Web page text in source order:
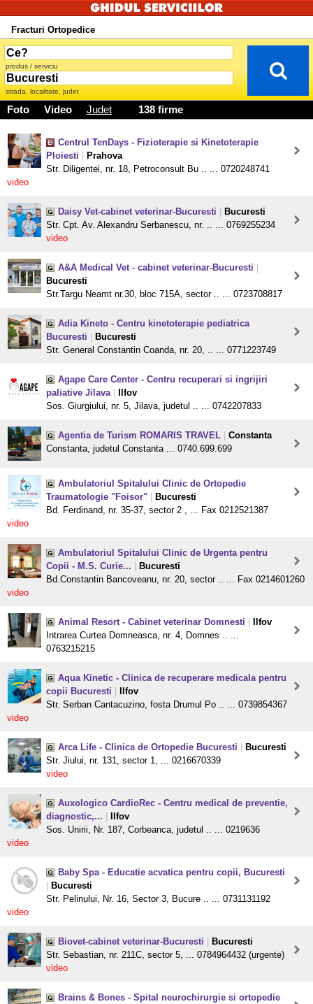
Fracturi Ortopedice
produs / serviciu
strada, localitate, judet
Foto Video Judet 138 firme
Centrul TenDays - Fizioterapie si Kinetoterapie
Ploiesti
Prahova
Str. Diligentei, nr. 18, Petroconsult Bu .. ... 0720248741
video
Daisy Vet-cabinet veterinar-Bucuresti
Bucuresti
Str. Cpt. Av. Alexandru Serbanescu, nr. .. ... 0769255234
video
A&A Medical Vet - cabinet veterinar-Bucuresti
Bucuresti
Str.Targu Neamt nr.30, bloc 715A, sector .. ... 0723708817
Adia Kineto - Centru kinetoterapie pediatrica
Bucuresti
Bucuresti
Str. General Constantin Coanda, nr. 20, .. ... 0771223749
Agape Care Center - Centru recuperari si ingrijiri
paliative Jilava
Ilfov
Sos. Giurgiului, nr. 5, Jilava, judetul .. ... 0742207833
Agentia de Turism ROMARIS TRAVEL
Constanta
Constanta, judetul Constanta ... 0740.699.699
Ambulatoriul Spitalului Clinic de Ortopedie
Traumatologie "Foisor"
Bucuresti
Bd. Ferdinand, nr. 35-37, sector 2 , ... Fax 0212521387
video
Ambulatoriul Spitalului Clinic de Urgenta pentru
Copii - M.S. Curie...
Bucuresti
Bd.Constantin Bancoveanu, nr. 20, sector .. ... Fax 0214601260
video
Animal Resort - Cabinet veterinar Domnesti
Ilfov
Intrarea Curtea Domneasca, nr. 4, Domnes .. ...
0763215215
Aqua Kinetic - Clinica de recuperare medicala pentru
copii Bucuresti
Ilfov
Str. Serban Cantacuzino, fosta Drumul Po .. ... 0739854367
video
Arca Life - Clinica de Ortopedie Bucuresti
Bucuresti
Str. Jiului, nr. 131, sector 1, ... 0216670339
video
Auxologico CardioRec - Centru medical de preventie,
diagnostic,...
Ilfov
Sos. Unirii, Nr. 187, Corbeanca, judetul .. ... 0219636
video
Baby Spa - Educatie acvatica pentru copii, Bucuresti
Bucuresti
Str. Pelinului, Nr. 16, Sector 3, Bucure .. ... 0731131192
video
Biovet-cabinet veterinar-Bucuresti
Bucuresti
Str. Sebastian, nr. 211C, sector 5, ... 0784964432 (urgente)
video
Brains & Bones - Spital neurochirurgie si ortopedie